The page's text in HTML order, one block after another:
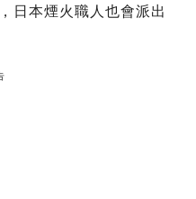
日本煙火職人也會派出